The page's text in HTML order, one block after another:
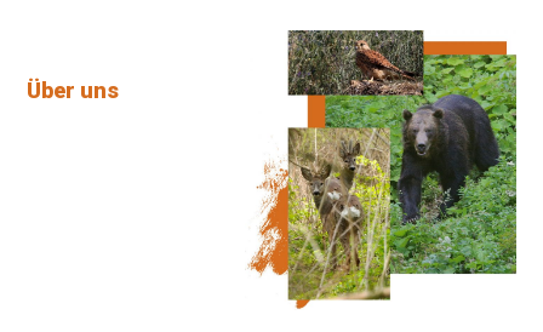
Über uns